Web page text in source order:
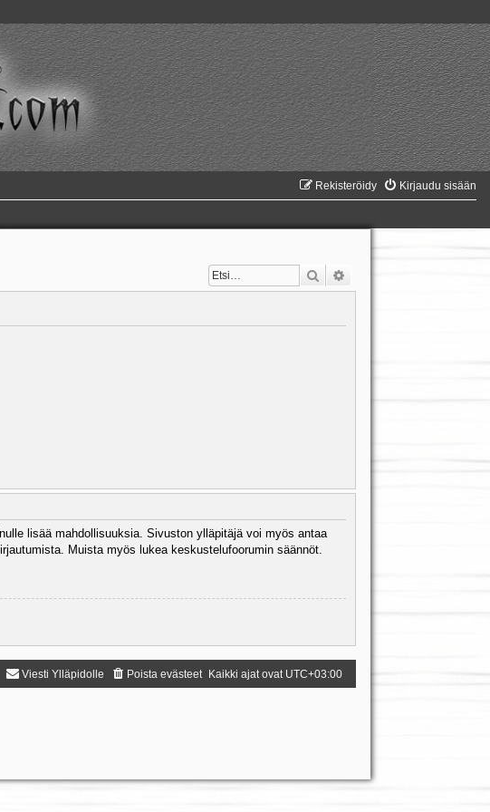
Kirjaudu sisään
Rekisteröidy
Etsi
lisää mahdollisuuksia. Sivuston ylläpitäjä voi myös antaa
Muista myös lukea keskustelufoorumin säännöt.
Kaikki ajat ovat UTC+03:00
Poista evästeet
Viesti Ylläpidolle